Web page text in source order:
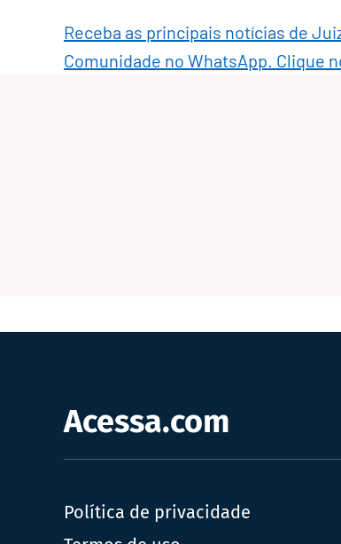
Receba as principais notícias de
Comunidade no WhatsApp. Clique
Acessa.com
Política de privacidade